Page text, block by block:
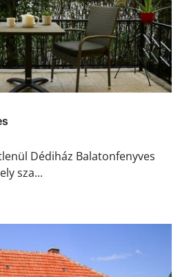
Dédiház Balatonfenyves
sza...